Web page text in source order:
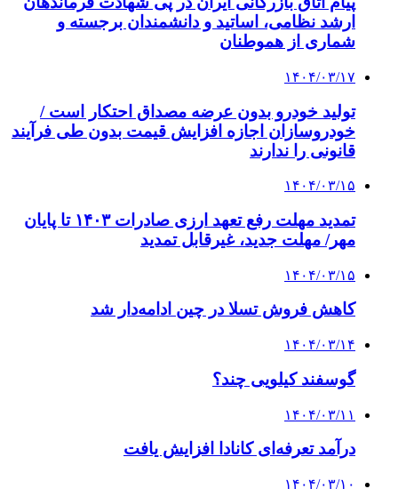
ارشد نظامی، اساتید و دانشمندان برجسته و
شماری از هموطنان
۱۴۰۴/۰۳/۱۷
تولید خودرو بدون عرضه مصداق احتکار است /
خودروسازان اجازه افزایش قیمت بدون طی فرآیند
قانونی را ندارند
۱۴۰۴/۰۳/۱۵
تمدید مهلت رفع تعهد ارزی صادرات ۱۴۰۳ تا پایان
مهر/ مهلت جدید، غیرقابل تمدید
۱۴۰۴/۰۳/۱۵
کاهش فروش تسلا در چین ادامه‌دار شد
۱۴۰۴/۰۳/۱۴
گوسفند کیلویی چند؟
۱۴۰۴/۰۳/۱۱
درآمد تعرفه‌ای کانادا افزایش یافت
۱۴۰۴/۰۳/۱۰